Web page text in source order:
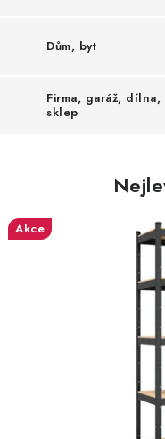
Dům, byt
Firma, garáž, dílna,
sklep
Akce